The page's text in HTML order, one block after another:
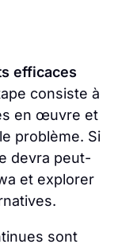
efficaces
consiste à
en œuvre et
problème. Si
devra peut-
et explorer
sont